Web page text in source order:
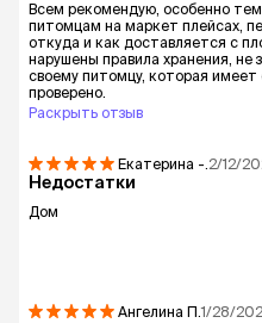
Всем рекомендую, особенно
питомцам на маркет плейсах,
откуда и как доставляется с
нарушены правила хранения, не
своему питомцу, которая
проверено.
Раскрыть отзыв
Екатерина -. 2/12/
Недостатки
Дом
Ангелина П.1/28/